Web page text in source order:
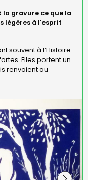
gravure ce que la
légères à l'esprit
souvent à ­l’Histoire
Elles portent un
renvoient au